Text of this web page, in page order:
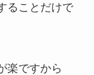
ることだけで
楽ですから